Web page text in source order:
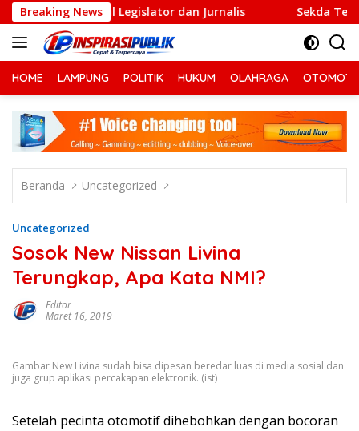
Langsung
ke
konten
Breaking News
Dikawal Legislator dan Jurnalis Sekda Tersangka
HOME LAMPUNG POLITIK HUKUM OLAHRAGA
Beranda Uncategorized
Uncategorized
Sosok New Nissan Livina
Terungkap, Apa Kata NMI?
Editor
Maret 16, 2019
Gambar New Livina sudah bisa dipesan beredar luas di media sosial dan
juga grup aplikasi percakapan elektronik. (ist)
Setelah pecinta otomotif dihebohkan dengan bocoran